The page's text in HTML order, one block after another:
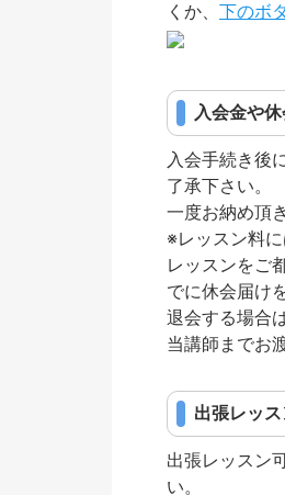
くか、 下のボ
入会金や
入会手続き後
了承下さい。
一度お納め頂
※レッスン料
レッスンをご
でに休会届け
退会する場合
当講師までお
出張レッ
出張レッスン
い。